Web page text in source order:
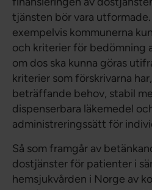
tjänsten bör vara utformade.
exempelvis kommunerna
och kriterier för bedömning
om dos ska kunna göras
kriterier som förskrivarna
beträffande behov, stabil
dispenserbara läkemedel
administreringssätt för
Så som framgår av
dostjänster för patienter i
hemsjukvården i Norge av